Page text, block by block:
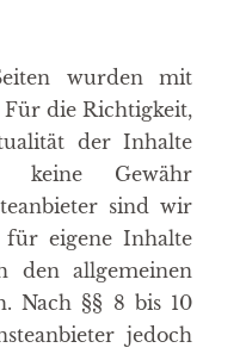
wurden mit
die Richtigkeit,
der Inhalte
keine Gewähr
sind wir
für eigene Inhalte
den allgemeinen
Nach §§ 8 bis 10
jedoch